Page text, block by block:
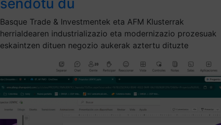
Basque Trade & Investmentek eta AFM Klusterrak
herrialdearen industrializazio eta modernizazio prozesuak
eskaintzen dituen negozio aukerak aztertu dituzte